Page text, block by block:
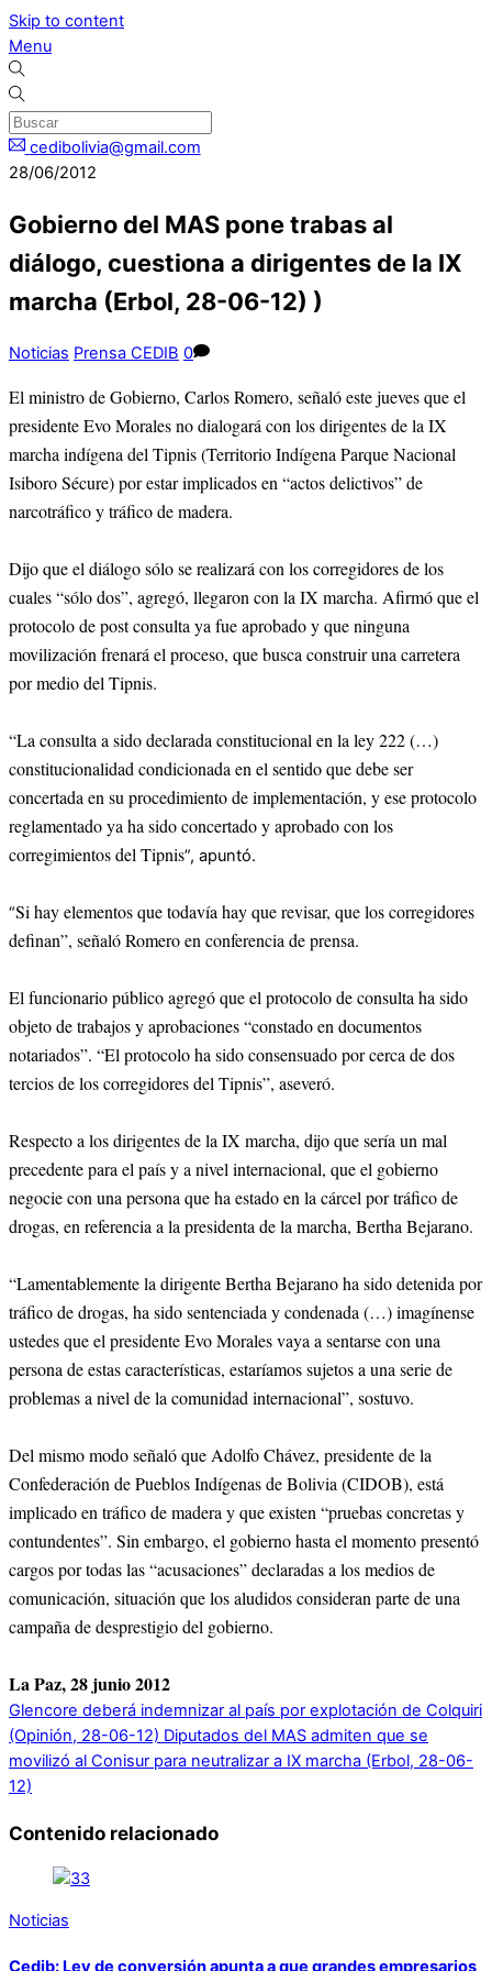
Skip to content
Menu
cedibolivia@gmail.com
28/06/2012
Gobierno del MAS pone trabas al
diálogo, cuestiona a dirigentes de la IX
marcha (Erbol, 28-06-12) )
Noticias Prensa CEDIB 0
El ministro de Gobierno, Carlos Romero, señaló este jueves que el
presidente Evo Morales no dialogará con los dirigentes de la IX
marcha indígena del Tipnis (Territorio Indígena Parque Nacional
Isiboro Sécure) por estar implicados en “actos delictivos” de
narcotráfico y tráfico de madera.
Dijo que el diálogo sólo se realizará con los corregidores de los
cuales “sólo dos”, agregó, llegaron con la IX marcha. Afirmó que el
protocolo de post consulta ya fue aprobado y que ninguna
movilización frenará el proceso, que busca construir una carretera
por medio del Tipnis.
“La consulta a sido declarada constitucional en la ley 222 (…)
constitucionalidad condicionada en el sentido que debe ser
concertada en su procedimiento de implementación, y ese protocolo
reglamentado ya ha sido concertado y aprobado con los
corregimientos del Tipnis”, apuntó.
“Si hay elementos que todavía hay que revisar, que los corregidores
definan”, señaló Romero en conferencia de prensa.
El funcionario público agregó que el protocolo de consulta ha sido
objeto de trabajos y aprobaciones “constado en documentos
notariados”. “El protocolo ha sido consensuado por cerca de dos
tercios de los corregidores del Tipnis”, aseveró.
Respecto a los dirigentes de la IX marcha, dijo que sería un mal
precedente para el país y a nivel internacional, que el gobierno
negocie con una persona que ha estado en la cárcel por tráfico de
drogas, en referencia a la presidenta de la marcha, Bertha Bejarano.
“Lamentablemente la dirigente Bertha Bejarano ha sido detenida por
tráfico de drogas, ha sido sentenciada y condenada (…) imagínense
ustedes que el presidente Evo Morales vaya a sentarse con una
persona de estas características, estaríamos sujetos a una serie de
problemas a nivel de la comunidad internacional”, sostuvo.
Del mismo modo señaló que Adolfo Chávez, presidente de la
Confederación de Pueblos Indígenas de Bolivia (CIDOB), está
implicado en tráfico de madera y que existen “pruebas concretas y
contundentes”. Sin embargo, el gobierno hasta el momento presentó
cargos por todas las “acusaciones” declaradas a los medios de
comunicación, situación que los aludidos consideran parte de una
campaña de desprestigio del gobierno.
La Paz, 28 junio 2012
Glencore deberá indemnizar al país por explotación de Colquiri
(Opinión, 28-06-12) Diputados del MAS admiten que se
movilizó al Conisur para neutralizar a IX marcha (Erbol, 28-06-
12)
Contenido relacionado
Noticias
Cedib: Ley de conversión apunta a que grandes empresarios